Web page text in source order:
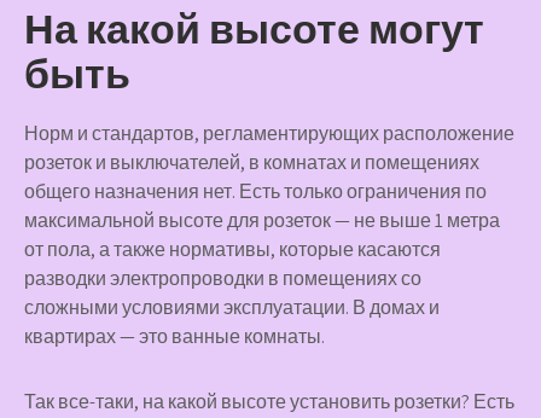
На какой высоте могут
быть
Норм и стандартов, регламентирующих расположение
розеток и выключателей, в комнатах и помещениях
общего назначения нет. Есть только ограничения по
максимальной высоте для розеток — не выше 1 метра
от пола, а также нормативы, которые касаются
разводки электропроводки в помещениях со
сложными условиями эксплуатации. В домах и
квартирах — это ванные комнаты.
Так все-таки, на какой высоте установить розетки? Есть